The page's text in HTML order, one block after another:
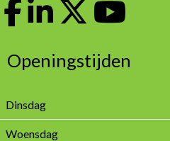
Openingstijden
Dinsdag
Woensdag